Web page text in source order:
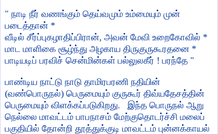
" நாடி நீர் வணங்கும் தெய்வமும் உம்மையும் முன்
படைத்தான் *
வீடில் சீர்ப்புகழாதிப்பிரான், அவன் மேவி உறைகோவில் *
மாட மாளிகை சூழ்ந்து அழகாய திருகுருகூரதனை *
பாடியடிப் பரவிச் சென்மின்கள் பல்லுலகீர் ! பரந்தே "
பாண்டிய நாட்டு நாடு தாமிரபரணி நதியின்
(வண்பொருநல்) பெருமையும் குருகூர் திவ்யதேசத்தின்
பெருமையும் விளக்கப்படுகிறது.
இந்த பொருநல் ஆறு
நெல்லை மாவட்டம் பாபநாசம் மேற்குதொடர்ச்சி மலைப்
பகுதியில் தோன்றி தூத்துக்குடி மாவட்டம் புன்னக்காயல்